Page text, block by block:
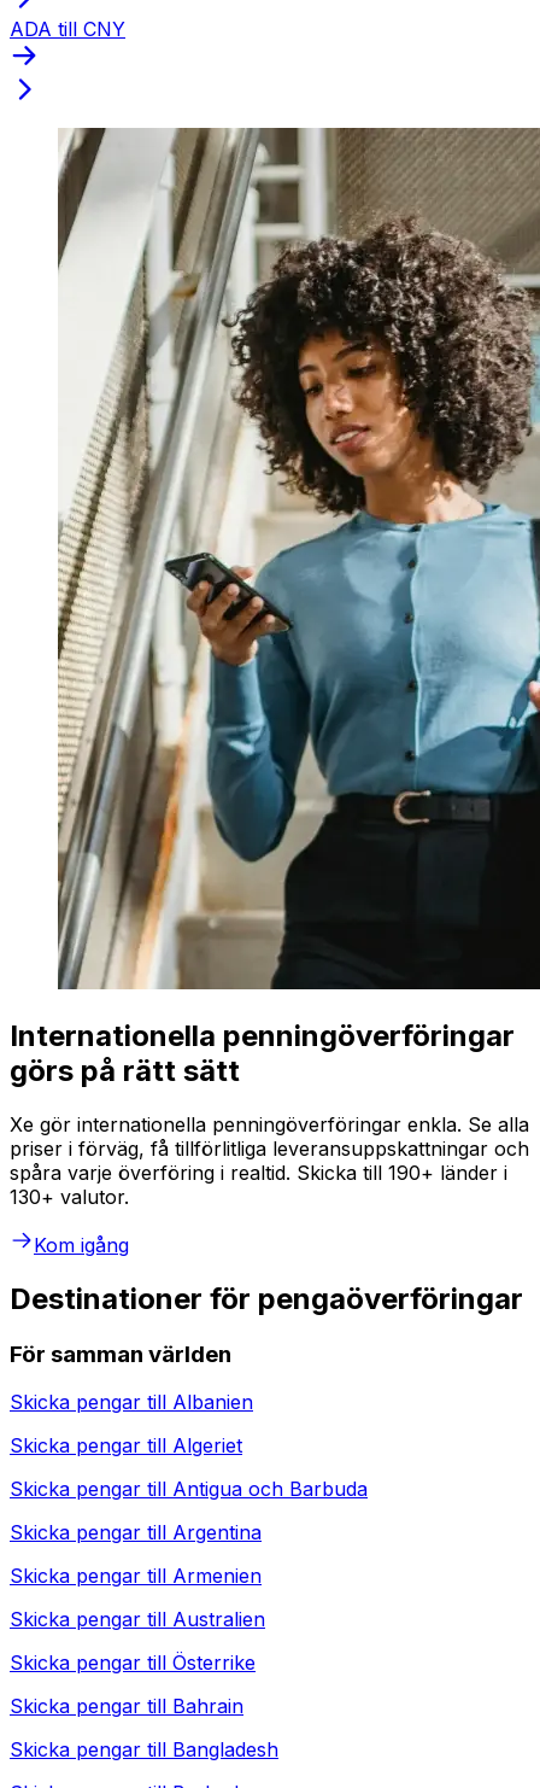
ADA till CNY
Internationella penningöverföringar
görs på rätt sätt
Xe gör internationella penningöverföringar enkla. Se alla
priser i förväg, få tillförlitliga leveransuppskattningar och
spåra varje överföring i realtid. Skicka till 190+ länder i
130+ valutor.
Kom igång
Destinationer för pengaöverföringar
För samman världen
Skicka pengar till Albanien
Skicka pengar till Algeriet
Skicka pengar till Antigua och Barbuda
Skicka pengar till Argentina
Skicka pengar till Armenien
Skicka pengar till Australien
Skicka pengar till Österrike
Skicka pengar till Bahrain
Skicka pengar till Bangladesh